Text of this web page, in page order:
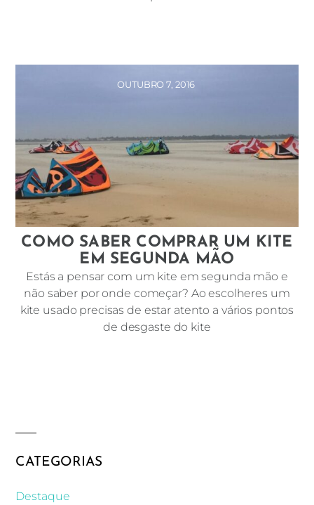
OUTUBRO 7, 2016
COMO SABER COMPRAR UM KITE
EM SEGUNDA MÃO
Estás a pensar com um kite em segunda mão e
não saber por onde começar? Ao escolheres um
kite usado precisas de estar atento a vários pontos
de desgaste do kite
CATEGORIAS
Destaque